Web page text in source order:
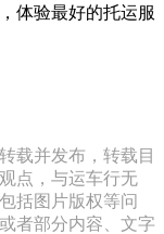
体验最好的托运服
载并发布，转载目
点，与运车行无
括图片版权等问
者部分内容、文字